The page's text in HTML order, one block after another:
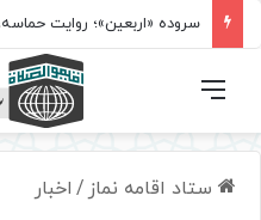
فهرست
ستاد اقامه نماز / اخبار